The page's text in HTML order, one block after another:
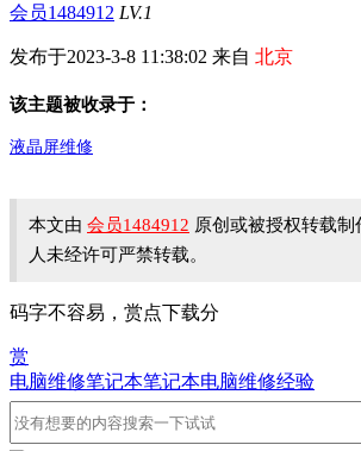
会员1484912 LV.1
发布于2023-3-8 11:38:02 来自 北京
该主题被收录于：
液晶屏维修
本文由 会员1484912 原创或被授权转载
人未经许可严禁转载。
码字不容易，赏点下载分
赏
电脑维修笔记本笔记本电脑维修经验